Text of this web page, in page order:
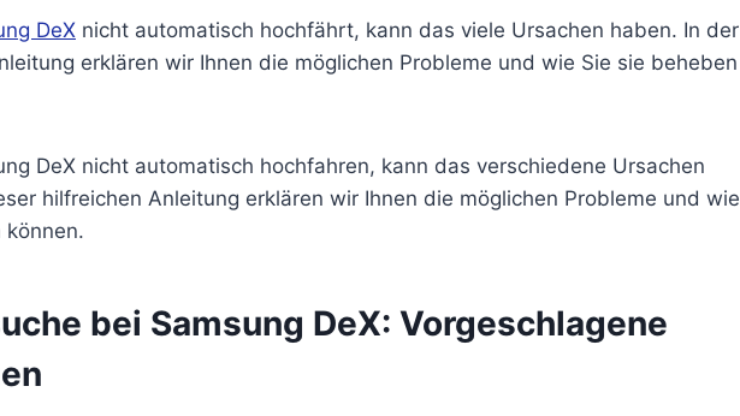
DeX nicht automatisch hochfährt, kann das viele Ursachen haben. In der
erklären wir Ihnen die möglichen Probleme und wie Sie sie beheben
DeX nicht automatisch hochfahren, kann das verschiedene Ursachen
hilfreichen Anleitung erklären wir Ihnen die möglichen Probleme und wie
können.
bei Samsung DeX: Vorgeschlagene